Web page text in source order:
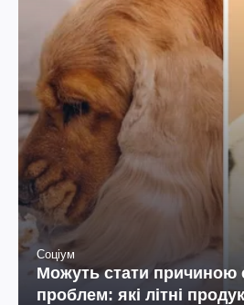
Соціум
Можуть стати причиною
проблем: які літні